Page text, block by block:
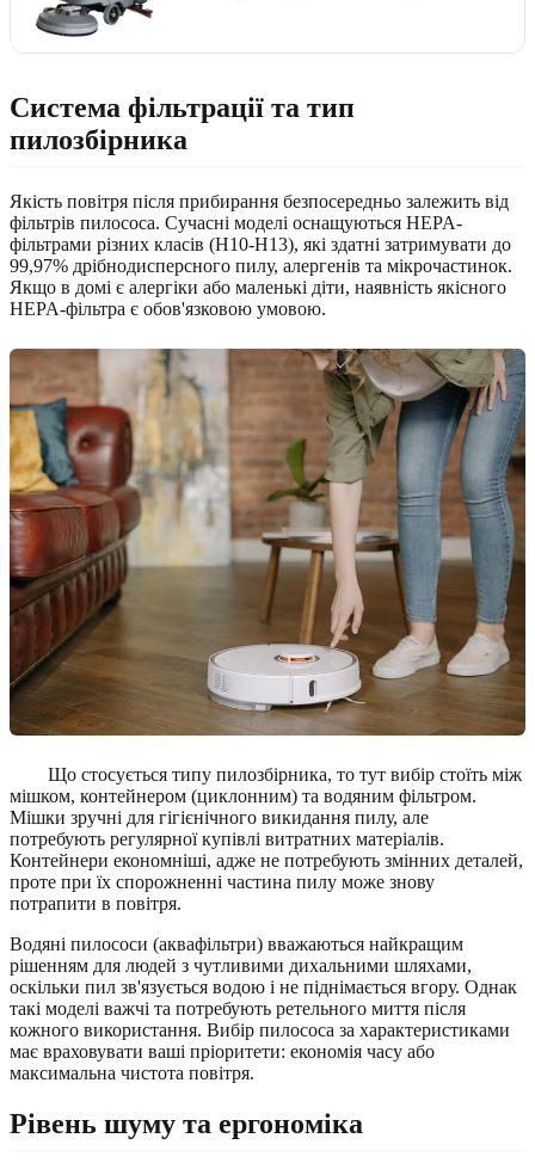
Система фільтрації та тип
пилозбірника
Якість повітря після прибирання безпосередньо залежить від
фільтрів пилососа. Сучасні моделі оснащуються HEPA-
фільтрами різних класів (H10-H13), які здатні затримувати до
99,97% дрібнодисперсного пилу, алергенів та мікрочастинок.
Якщо в домі є алергіки або маленькі діти, наявність якісного
HEPA-фільтра є обов'язковою умовою.
Що стосується типу пилозбірника, то тут вибір стоїть між
мішком, контейнером (циклонним) та водяним фільтром.
Мішки зручні для гігієнічного викидання пилу, але
потребують регулярної купівлі витратних матеріалів.
Контейнери економніші, адже не потребують змінних деталей,
проте при їх спорожненні частина пилу може знову
потрапити в повітря.
Водяні пилососи (аквафільтри) вважаються найкращим
рішенням для людей з чутливими дихальними шляхами,
оскільки пил зв'язується водою і не піднімається вгору. Однак
такі моделі важчі та потребують ретельного миття після
кожного використання. Вибір пилососа за характеристиками
має враховувати ваші пріоритети: економія часу або
максимальна чистота повітря.
Рівень шуму та ергономіка